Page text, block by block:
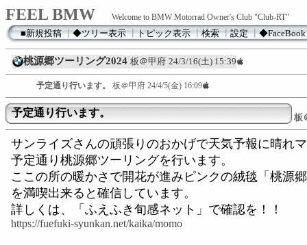
FEEL BMW Welcome to BMW Motorrad Owner's Club "Club-RT"
■新規投稿┃◆ツリー表示┃トピック表示┃検索┃設定┃◆FaceBook
桃源郷ツーリング2024 板＠甲府 24/3/16(土) 15:39
予定通り行います。 板＠甲府 24/4/5(金) 16:09
予定通り行います。 板
サンライズさんの頑張りのおかげで天気予報に晴れ
予定通り桃源郷ツーリングを行います。
ここの所の暖かさで開花が進みピンクの絨毯「桃源
を満喫出来ると確信しています。
詳しくは、「ふえふき旬感ネット」で確認を！！
https://fuefuki-syunkan.net/kaika/momo